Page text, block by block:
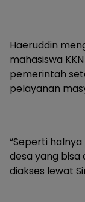
Haeruddin
mahasiswa
pemerintah
pelayanan
“Seperti
desa yang bisa
diakses lewat